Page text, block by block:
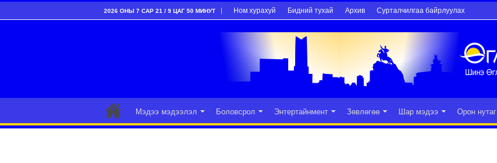
2026 ОНЫ 7 САР 21 / 9 ЦАГ 50 МИНУТ Ном хурахуй Бидний тухай Архив Сурталчилгаа байрлуулах
Мэдээ мэдээлэл Боловсрол Энтертайнмент Зөвлөгөө Шар мэдээ Орон нутаг